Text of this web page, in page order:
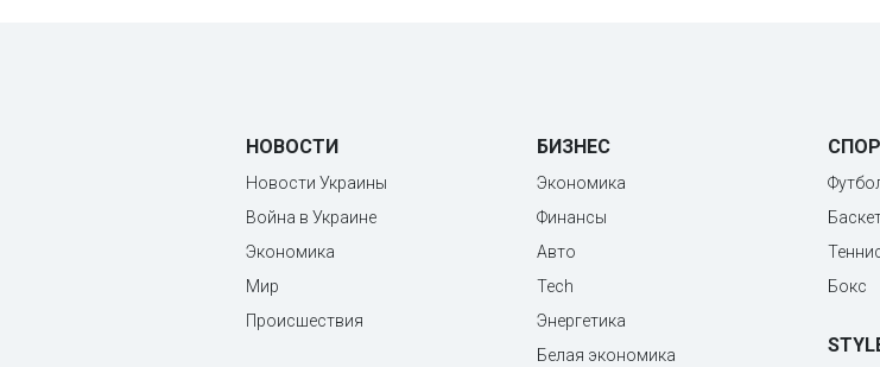
НОВОСТИ
Новости Украины
Война в Украине
Экономика
Мир
Происшествия
БИЗНЕС
Экономика
Финансы
Авто
Tech
Энергетика
Белая экономика
Бокс